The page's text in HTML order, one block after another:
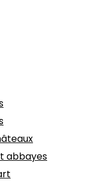
abbayes